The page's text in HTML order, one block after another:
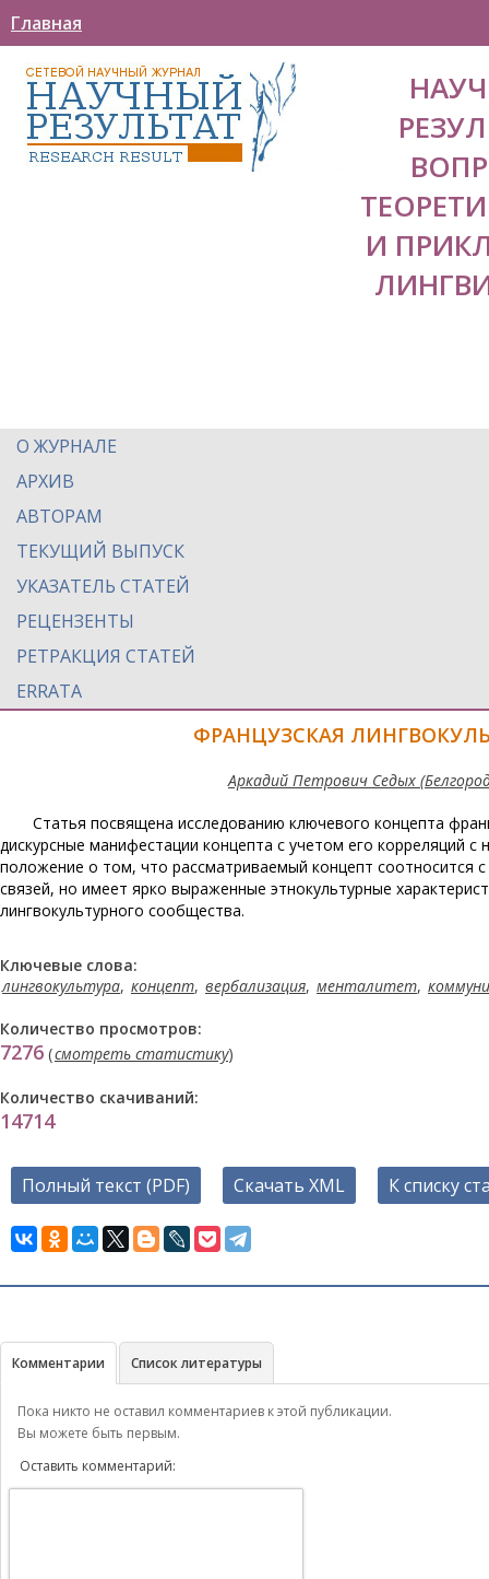
Главная
И
О ЖУРНАЛЕ
АРХИВ
АВТОРАМ
ТЕКУЩИЙ ВЫПУСК
УКАЗАТЕЛЬ СТАТЕЙ
РЕЦЕНЗЕНТЫ
РЕТРАКЦИЯ СТАТЕЙ
ERRATA
ФРАНЦУЗСКАЯ
Аркадий Петрович Седых
Статья посвящена исследованию ключевого концепта
дискурсные манифестации концепта с учетом его корреляций
положение о том, что рассматриваемый концепт соотносится
связей, но имеет ярко выраженные этнокультурные
лингвокультурного сообщества.
Ключевые слова:
лингвокультура, концепт, вербализация, менталитет,
Количество просмотров:
7276 (смотреть статистику)
Количество скачиваний:
14714
Полный текст (PDF) Скачать XML К списку
Комментарии Список литературы
Пока никто не оставил комментариев к этой публикации.
Вы можете быть первым.
Оставить комментарий: